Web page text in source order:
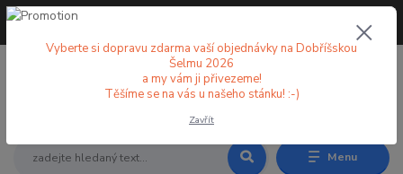
Menu
+420 773 998 582
Vyberte si dopravu zdarma vaší objednávky na Dobříšskou
Šelmu 2026
a my vám ji přivezeme!
Těšíme se na vás u našeho stánku! :-)
Zavřít